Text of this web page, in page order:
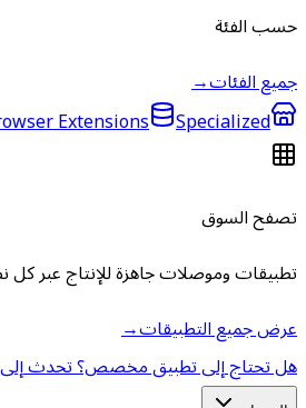
حسب الفئة
جميع الفئات→
Extensions Specialized
تصفح السوق
تطبيقات وموصلات جاهزة للإنتاج عبر
عرض جميع التطبيقات→
هل تحتاج إلى تطبيق مخصص؟ تحدث إلى